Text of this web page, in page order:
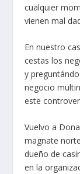
cualquier
vienen mal
En nuestro
cestas los
y
negocio
este
Vuelvo a
magnate
dueño de
en la